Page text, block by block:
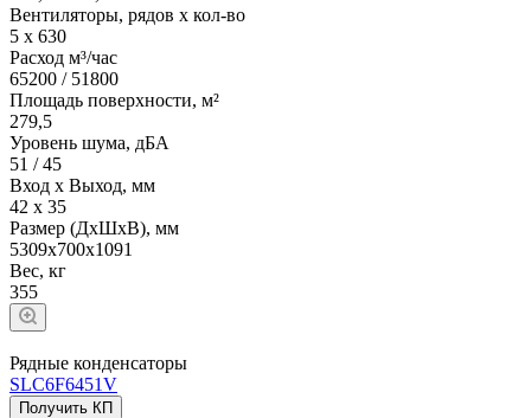
Вентиляторы, рядов х кол-во
5 х 630
Расход м³/час
65200 / 51800
Площадь поверхности, м²
279,5
Уровень шума, дБА
51 / 45
Вход х Выход, мм
42 х 35
Размер (ДхШхВ), мм
5309х700х1091
Вес, кг
355
Рядные конденсаторы
SLC6F6451V
Получить КП